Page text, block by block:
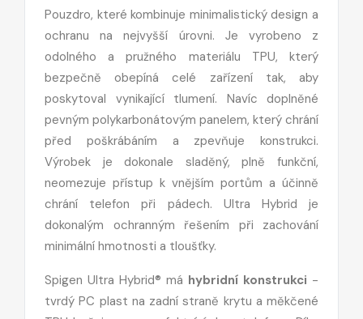
Pouzdro, které kombinuje minimalistický design a
ochranu na nejvyšší úrovni. Je vyrobeno z
odolného a pružného materiálu TPU, který
bezpečně obepíná celé zařízení tak, aby
poskytoval vynikající tlumení. Navíc doplněné
pevným polykarbonátovým panelem, který chrání
před poškrábáním a zpevňuje konstrukci.
Výrobek je dokonale sladěný, plně funkční,
neomezuje přístup k vnějším portům a účinně
chrání telefon při pádech. Ultra Hybrid je
dokonalým ochranným řešením při zachování
minimální hmotnosti a tloušťky.
Spigen Ultra Hybrid® má hybridní konstrukci -
tvrdý PC plast na zadní straně krytu a měkčené